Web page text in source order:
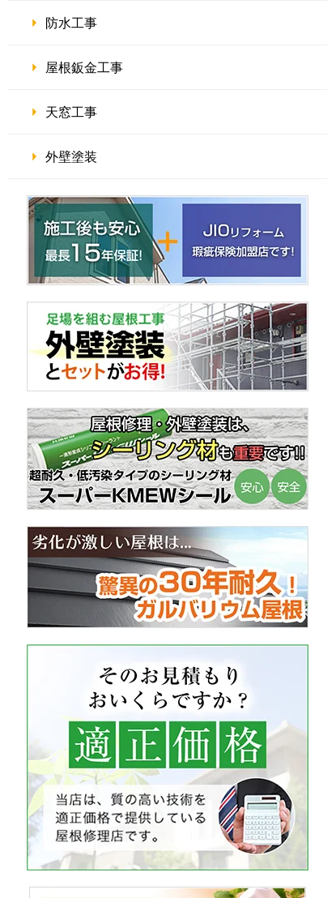
防水工事
屋根鈑金工事
天窓工事
外壁塗装